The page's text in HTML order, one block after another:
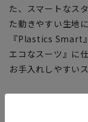
た、スマートなス
た動きやすい生地
『Plastics Smart
エコなスーツ』に
お手入れしやすい